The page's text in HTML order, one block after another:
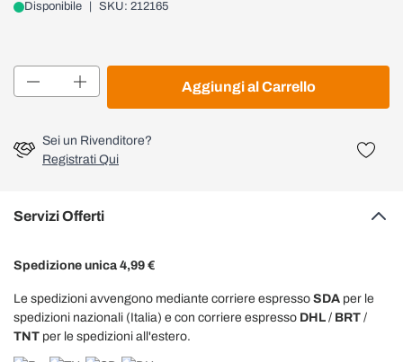
Disponibile SKU: 212165
Aggiungi al Carrello
Sei un Rivenditore?
Registrati Qui
Servizi Offerti
Spedizione unica 4,99 €
Le spedizioni avvengono mediante corriere espresso SDA per le
spedizioni nazionali (Italia) e con corriere espresso DHL / BRT /
TNT per le spedizioni all'estero.